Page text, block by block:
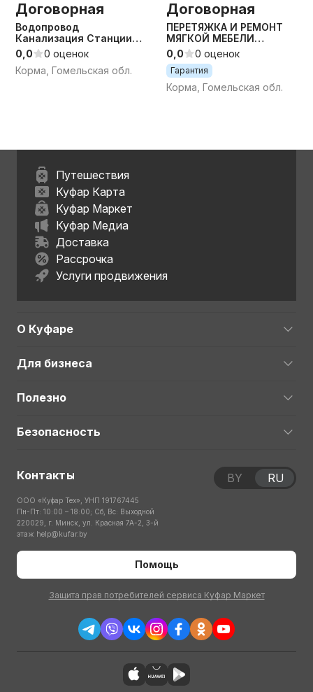
Договорная
Водопровод
Канализация Станции
биологической очистки
септик проект прокол
0,0
0 оценок
Корма, Гомельская обл.
Договорная
ПЕРЕТЯЖКА И РЕМОНТ
МЯГКОЙ МЕБЕЛИ
Дешевле, чем у
конкурентов Без
предоплаты и в
рассрочку 0%
0,0 0 оценок
Гарантия
Корма, Гомельская обл.
Путешествия
Куфар Карта
Куфар Маркет
Куфар Медиа
Доставка
Рассрочка
Услуги продвижения
О Куфаре
Для бизнеса
Полезно
Безопасность
Контакты
ООО «Куфар Тех», УНП 191767445
Пн-Пт: 10:00 – 18:00; Сб, Вс: Выходной
220029, г. Минск, ул. Красная 7А-2, 3-й
этаж help@kufar.by
Помощь
Защита прав потребителей сервиса Куфар Маркет
BY RU